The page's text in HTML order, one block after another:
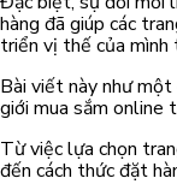
hàng đã giúp các
triển vị thế của
Bài viết này như một
giới mua sắm online
Từ việc lựa chọn
đến cách thức đặt